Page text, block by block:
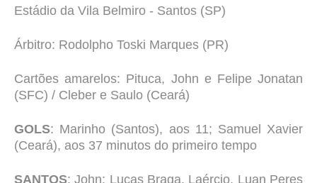
Estádio da Vila Belmiro - Santos (SP)
Árbitro: Rodolpho Toski Marques (PR)
Cartões amarelos: Pituca, John e Felipe Jonatan
(SFC) / Cleber e Saulo (Ceará)
GOLS: Marinho (Santos), aos 11; Samuel Xavier
(Ceará), aos 37 minutos do primeiro tempo
SANTOS: John; Lucas Braga, Laércio, Luan Peres